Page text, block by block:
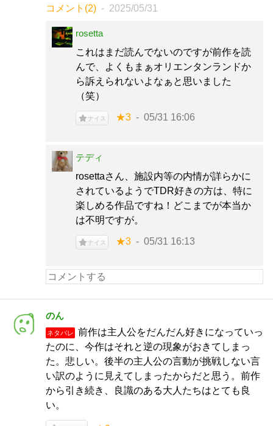
コメント(2) 2025/05/31
rosetta
これはまだ読んでないのですが前作を読
んで、よくもまぁオリエンタンランドか
ら訴えられないよなぁと思いました
（笑）
ナイス ★3 05/31 16:06
テディ
rosettaさん、施設内等の内情が詳らかに
されているようでTDR好きの方は、特に
楽しめる作品ですね！どこまでが本当か
は不明ですが。
ナイス ★3 05/31 16:13
のん
ネタバレ
前作は主人公をだんだん好きになっていっ
たのに、今作はそれと逆の現象がおきてしまっ
た。悲しい。後半の主人公の言動が挑戦しない言
い訳のように見えてしまったからだと思う。前作
から引き続き、良識のある大人たちはとても良
い。